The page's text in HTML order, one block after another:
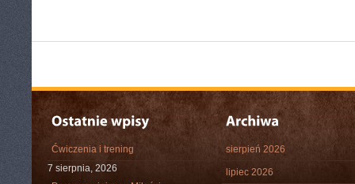
Ćwiczenia i trening
7 sierpnia, 2026
sierpień 2026
lipiec 2026